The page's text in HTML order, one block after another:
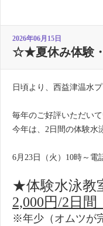
2026年06月15日
☆★夏休み体験
日頃より、西益津温水
毎年のご好評いただい
今年は、2日間の体験水
6月23日（火）10時～
★体験水泳教
2,000円/2日
※年少（オムツが